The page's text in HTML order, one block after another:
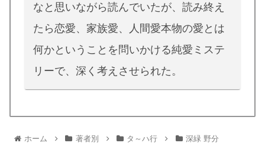
なと思いながら読んでいたが、読み終え
たら恋愛、家族愛、人間愛本物の愛とは
何かということを問いかける純愛ミステ
リーで、深く考えさせられた。
ホーム 著者別 タ～ハ行 深緑 野分